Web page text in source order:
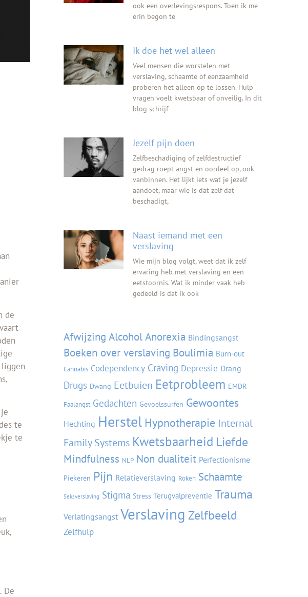
de
te
te
De
ook een overlevingsrespons. Toen ik me
erin begon te
Ik doe het wel alleen
Veel mensen die worstelen met
verslaving, schaamte of eenzaamheid
proberen het alleen op te lossen. Hulp
vragen voelt kwetsbaar of onveilig. In dit
blog schrijf
Jezelf pijn doen
Zelfbeschadiging of zelfdestructief
gedrag roept angst en oordeel op, ook
vanbinnen. Het lijkt iets wat je jezelf
aandoet, maar wie is dat zelf dat
beschadigt,
Naast iemand met een
verslaving
Wie mijn blog volgt, weet dat ik zelf
ervaring heb met verslaving en een
eetstoornis. Wat ik minder vaak heb
gedeeld is dat ik ook
Afwijzing AlcoholAnorexia Bindingsangst
Boeken over verslaving Boulimia Burn-out
Cannabis Codependency Craving Depressie Drang
Drugs Dwang Eetbuien Eetprobleem EMDR
Faalangst Gedachten Gevoelssurfen Gewoontes
Hechting Herstel Hypnotherapie Internal
Family Systems Kwetsbaarheid Liefde
Mindfulness NLP Non dualiteit Perfectionisme
Piekeren Pijn Relatieverslaving Roken Schaamte
Seksverslaving Stigma Stress Terugvalpreventie Trauma
Verlatingsangst Verslaving Zelfbeeld
Zelfhulp